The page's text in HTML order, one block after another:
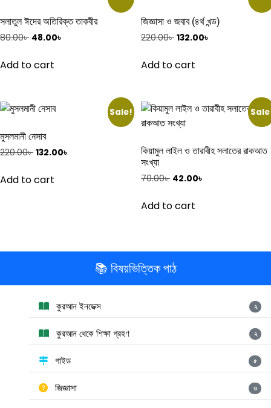
সলাতুল ঈদের অতিরিক্ত তাকবীর
80.00৳ Original
was:
48.00৳
Add to cart
জিজ্ঞাসা ও জবাব (৪র্থ খন্ড)
220.00৳ Original
was:
132.00৳
Add to cart
Sale!
মুসলমানী নেসাব
220.00৳ Original
was:
132.00৳
Add to cart
কিয়ামুল লাইল ও তারাবীহ সলাতের রাকআত
সংখ্যা
70.00৳ Original
was:
42.00৳
Add to cart
📚 বিষয়ভিত্তিক পাঠ
কুরআন ইনডেক্স ২
কুরআন থেকে শিক্ষা গ্রহণ ২
গাইড ৫
জিজ্ঞাসা ৩